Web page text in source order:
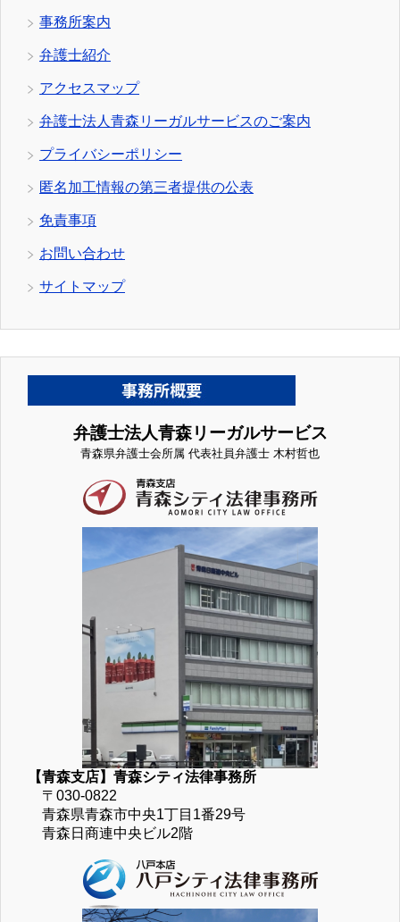
事務所案内
弁護士紹介
アクセスマップ
弁護士法人青森リーガルサービスのご案内
プライバシーポリシー
匿名加工情報の第三者提供の公表
免責事項
お問い合わせ
サイトマップ
弁護士法人青森リーガルサービス
青森県弁護士会所属 代表社員弁護士 木村哲也
【青森支店】青森シティ法律事務所
〒030-0822
青森県青森市中央1丁目1番29号
青森日商連中央ビル2階